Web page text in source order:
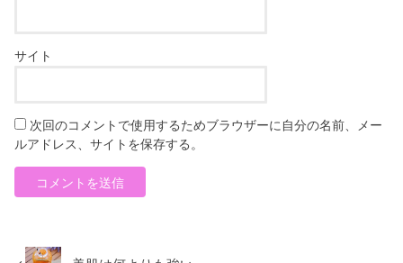
サイト
次回のコメントで使用するためブラウザーに自分の名前、メー
ルアドレス、サイトを保存する。